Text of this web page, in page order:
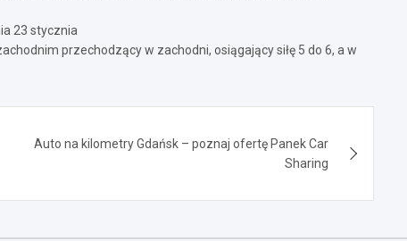
23 stycznia
przechodzący w zachodni, osiągający siłę 5 do 6, a w
Auto na kilometry Gdańsk – poznaj ofertę Panek Car
Sharing